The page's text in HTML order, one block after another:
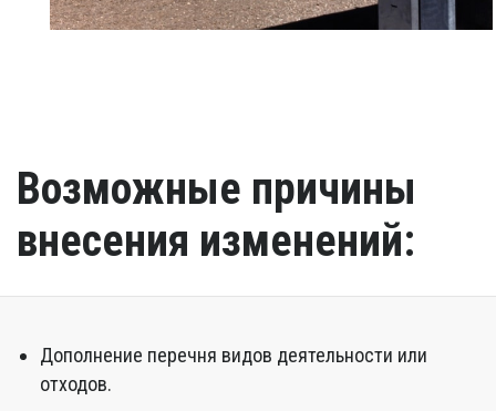
Возможные причины
внесения изменений:
Дополнение перечня видов деятельности или
отходов.